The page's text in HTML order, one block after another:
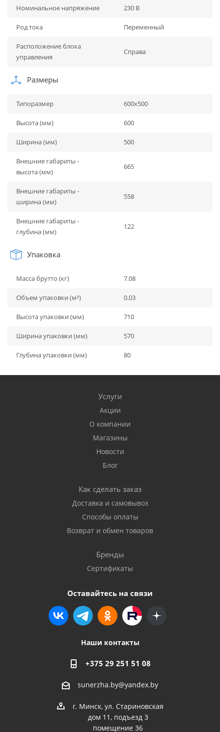
Номинальное напряжение 230 В
Род тока Переменный
Расположение блока
управления
Справа
Размеры
Типоразмер 600x500
Высота (мм) 600
Ширина (мм) 500
Внешние габариты -
высота (мм)
665
Внешние габариты -
ширина (мм)
558
Внешние габариты -
глубина (мм)
122
Упаковка
Масса брутто (кг) 7.08
Объем упаковки (м³) 0.03
Высота упаковки (мм) 710
Ширина упаковки (мм) 570
Глубина упаковки (мм) 80
Услуги
Акции
О компании
Магазины
Новости
Блог
Как сделать заказ
Доставка и самовывоз
Способы оплаты
Возврат и обмен товаров
Бренды
Сертификаты
Оставайтесь на связи
Наши контакты
+375 29 251 51 08
sunerzha.by@yandex.by
г. Минск, ул. Стариновская
дом 11, подъезд 3
помещение 36